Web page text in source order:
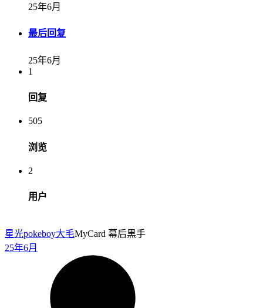
25年6月
最后回复
25年6月
1
回复
505
浏览
2
用户
星光pokeboy大毛MyCard 幕后黑手
25年6月